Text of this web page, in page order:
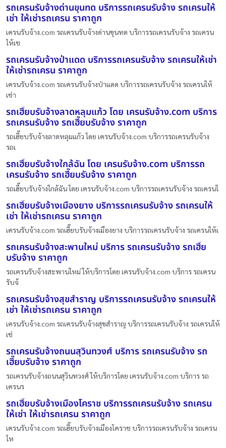
รถเครนรับจ้างด่านขุนทด บริการรถเครนรับจ้าง รถเครนให้
เช่า ให้เช่ารถเครน ราคาถูก
เครนรับจ้าง.com รถเครนรับจ้างด่านขุนทด บริการรถเครนรับจ้าง รถเครน
ให้เช
รถเครนรับจ้างป่าแดด บริการรถเครนรับจ้าง รถเครนให้เช่า
ให้เช่ารถเครน ราคาถูก
เครนรับจ้าง.com รถเครนรับจ้างป่าแดด บริการรถเครนรับจ้าง รถเครนให้
เช่า
รถเฮี๊ยบรับจ้างลาดหลุมแก้ว โดย เครนรับจ้าง.com บริการ
รถเครนรับจ้าง รถเฮี๊ยบรับจ้าง ราคาถูก
รถเฮี๊ยบรับจ้างลาดหลุมแก้ว โดย เครนรับจ้าง.com บริการรถเครนรับจ้าง
รถเ
รถเฮี๊ยบรับจ้างใกล้ฉัน โดย เครนรับจ้าง.com บริการรถ
เครนรับจ้าง รถเฮี๊ยบรับจ้าง ราคาถูก
รถเฮี๊ยบรับจ้างใกล้ฉัน โดย เครนรับจ้าง.com บริการรถเครนรับจ้าง รถเครนใ
รถเฮี๊ยบรับจ้างเมืองยาง บริการรถเครนรับจ้าง รถเครนให้
เช่า ให้เช่ารถเครน ราคาถูก
เครนรับจ้าง.com รถเฮี๊ยบรับจ้างเมืองยาง บริการรถเครนรับจ้าง รถเครนให้เ
รถเครนรับจ้างสะพานใหม่ บริการ รถเครนรับจ้าง รถเฮี๊ย
บรับจ้าง ราคาถูก
รถเครนรับจ้างสะพานใหม่ ให้บริการโดย เครนรับจ้าง.com บริการ รถเครน
รับจ้
รถเครนรับจ้างสุขสำราญ บริการรถเครนรับจ้าง รถเครนให้
เช่า ให้เช่ารถเครน ราคาถูก
เครนรับจ้าง.com รถเครนรับจ้างสุขสำราญ บริการรถเครนรับจ้าง รถเครนให้
เช่
รถเครนรับจ้างถนนสุวินทวงศ์ บริการ รถเครนรับจ้าง รถ
เฮี๊ยบรับจ้าง ราคาถูก
รถเครนรับจ้างถนนสุวินทวงศ์ ให้บริการโดย เครนรับจ้าง.com บริการ รถ
เครนร
รถเฮี๊ยบรับจ้างเมืองโคราช บริการรถเครนรับจ้าง รถเครน
ให้เช่า ให้เช่ารถเครน ราคาถูก
เครนรับจ้าง.com รถเฮี๊ยบรับจ้างเมืองโคราช บริการรถเครนรับจ้าง รถเครน
ให